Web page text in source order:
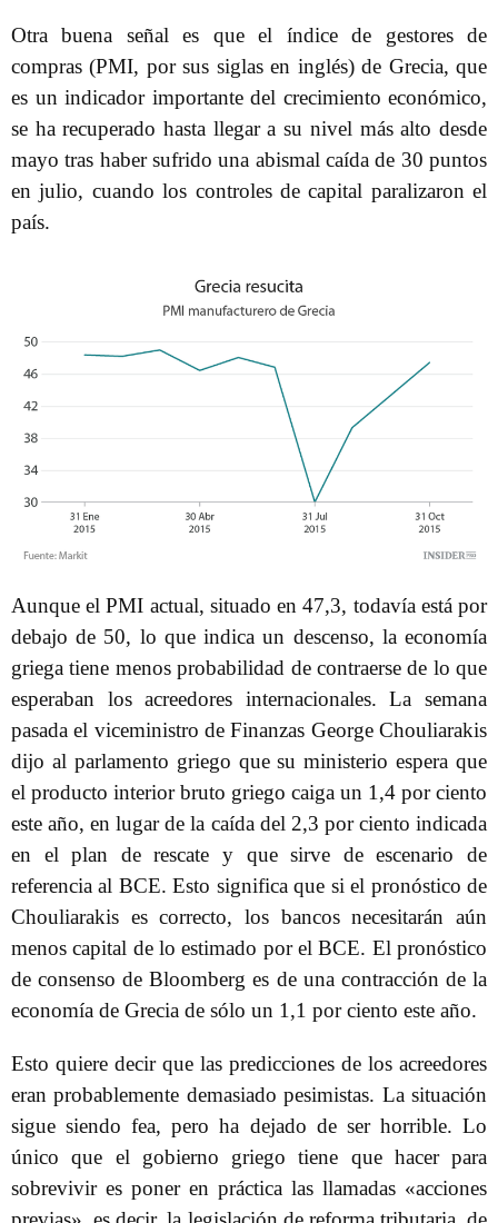
Otra buena señal es que el índice de gestores de
compras (PMI, por sus siglas en inglés) de Grecia, que
es un indicador importante del crecimiento económico,
se ha recuperado hasta llegar a su nivel más alto desde
mayo tras haber sufrido una abismal caída de 30 puntos
en julio, cuando los controles de capital paralizaron el
país.
Aunque el PMI actual, situado en 47,3, todavía está por
debajo de 50, lo que indica un descenso, la economía
griega tiene menos probabilidad de contraerse de lo que
esperaban los acreedores internacionales. La semana
pasada el viceministro de Finanzas George Chouliarakis
dijo al parlamento griego que su ministerio espera que
el producto interior bruto griego caiga un 1,4 por ciento
este año, en lugar de la caída del 2,3 por ciento indicada
en el plan de rescate y que sirve de escenario de
referencia al BCE. Esto significa que si el pronóstico de
Chouliarakis es correcto, los bancos necesitarán aún
menos capital de lo estimado por el BCE. El pronóstico
de consenso de Bloomberg es de una contracción de la
economía de Grecia de sólo un 1,1 por ciento este año.
Esto quiere decir que las predicciones de los acreedores
eran probablemente demasiado pesimistas. La situación
sigue siendo fea, pero ha dejado de ser horrible. Lo
único que el gobierno griego tiene que hacer para
sobrevivir es poner en práctica las llamadas «acciones